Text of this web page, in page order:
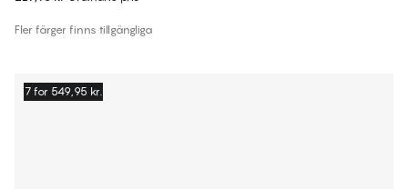
Fler färger finns tillgängliga
7 for 549,95 kr.